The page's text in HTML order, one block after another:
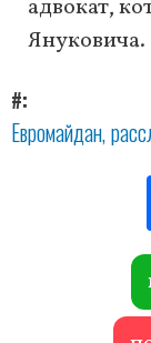
адвокат,
Януковича.
#
Евромайдан